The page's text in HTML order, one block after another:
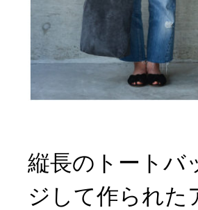
縦長のトートバ
ジして作られた